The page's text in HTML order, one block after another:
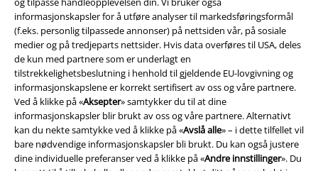
informasjonskapsler for å utføre analyser til markedsføringsformål
(f.eks. personlig tilpassede annonser) på nettsiden vår, på sosiale
medier og på tredjeparts nettsider. Hvis data overføres til USA, deles
de kun med partnere som er underlagt en
tilstrekkelighetsbeslutning i henhold til gjeldende EU-lovgivning og
informasjonskapslene er korrekt sertifisert av oss og våre partnere.
Ved å klikke på «Aksepter» samtykker du til at dine
informasjonskapsler blir brukt av oss og våre partnere. Alternativt
kan du nekte samtykke ved å klikke på «Avslå alle» – i dette tilfellet vil
bare nødvendige informasjonskapsler bli brukt. Du kan også justere
dine individuelle preferanser ved å klikke på «Andre innstillinger». Du
Juridisk informasjon/Vilkår
Vilkår
Impressum
Konfidensialitetserklæring